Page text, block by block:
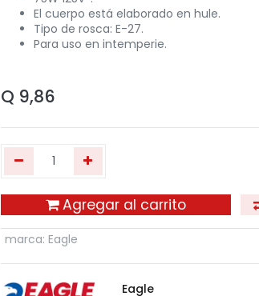
El cuerpo está elaborado en hule.
Tipo de rosca: E-27.
Para uso en intemperie.
Q 9,86
Agregar al carrito
marca: Eagle
Eagle